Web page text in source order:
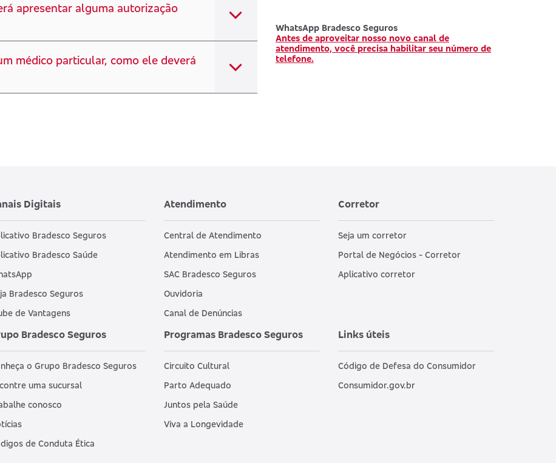
apresentar alguma autorização
médico particular, como ele deverá
WhatsApp Bradesco Seguros
Antes de aproveitar nosso novo canal de
atendimento, você precisa habilitar seu número de
telefone.
Digitais
Bradesco Seguros
Bradesco Saúde
Bradesco Seguros
de Vantagens
Atendimento
Central de Atendimento
Atendimento em Libras
SAC Bradesco Seguros
Ouvidoria
Canal de Denúncias
Corretor
Seja um corretor
Portal de Negócios - Corretor
Aplicativo corretor
Bradesco Seguros
o Grupo Bradesco Seguros
uma sucursal
conosco
de Conduta Ética
Programas Bradesco Seguros
Circuito Cultural
Parto Adequado
Juntos pela Saúde
Viva a Longevidade
Links úteis
Código de Defesa do Consumidor
Consumidor.gov.br